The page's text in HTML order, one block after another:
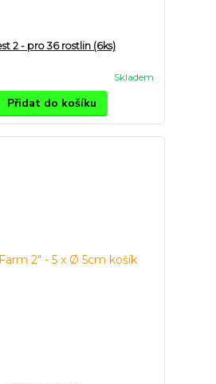
2 - pro 36 rostlin (6ks)
Skladem
Přidat do košíku